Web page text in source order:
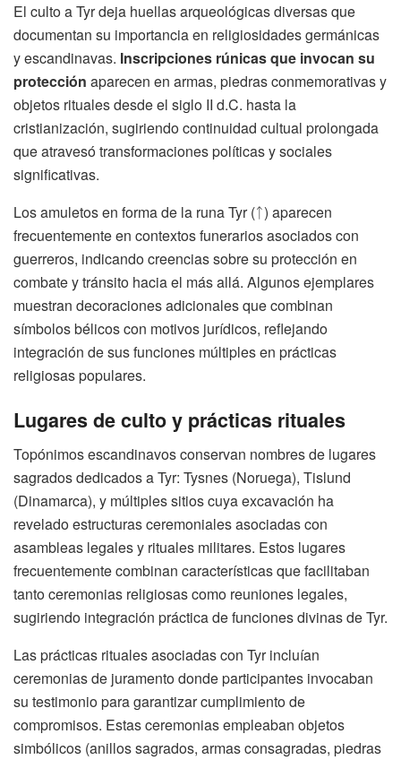
El culto a Tyr deja huellas arqueológicas diversas que
documentan su importancia en religiosidades germánicas
y escandinavas. Inscripciones rúnicas que invocan su
protección aparecen en armas, piedras conmemorativas y
objetos rituales desde el siglo II d.C. hasta la
cristianización, sugiriendo continuidad cultual prolongada
que atravesó transformaciones políticas y sociales
significativas.
Los amuletos en forma de la runa Tyr (ᛏ) aparecen
frecuentemente en contextos funerarios asociados con
guerreros, indicando creencias sobre su protección en
combate y tránsito hacia el más allá. Algunos ejemplares
muestran decoraciones adicionales que combinan
símbolos bélicos con motivos jurídicos, reflejando
integración de sus funciones múltiples en prácticas
religiosas populares.
Lugares de culto y prácticas rituales
Topónimos escandinavos conservan nombres de lugares
sagrados dedicados a Tyr: Tysnes (Noruega), Tislund
(Dinamarca), y múltiples sitios cuya excavación ha
revelado estructuras ceremoniales asociadas con
asambleas legales y rituales militares. Estos lugares
frecuentemente combinan características que facilitaban
tanto ceremonias religiosas como reuniones legales,
sugiriendo integración práctica de funciones divinas de Tyr.
Las prácticas rituales asociadas con Tyr incluían
ceremonias de juramento donde participantes invocaban
su testimonio para garantizar cumplimiento de
compromisos. Estas ceremonias empleaban objetos
simbólicos (anillos sagrados, armas consagradas, piedras